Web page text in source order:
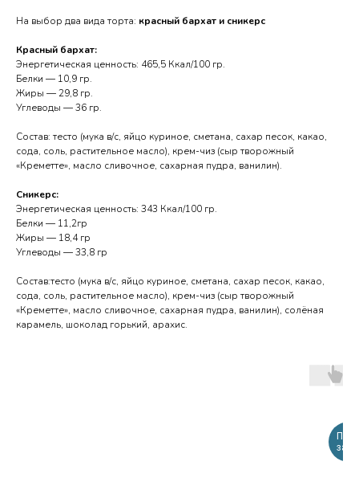
На выбор два вида торта: красный бархат и сникерс
Красный бархат:
Энергетическая ценность: 465,5 Ккал/100 гр.
Белки — 10,9 гр.
Жиры — 29,8 гр.
Углеводы — 36 гр.
Состав: тесто (мука в/с, яйцо куриное, сметана, сахар песок, какао,
сода, соль, растительное масло), крем-чиз (сыр творожный
«Креметте», масло сливочное, сахарная пудра, ванилин).
Сникерс:
Энергетическая ценность: 343 Ккал/100 гр.
Белки — 11,2гр
Жиры — 18,4 гр
Углеводы — 33,8 гр
Состав:тесто (мука в/с, яйцо куриное, сметана, сахар песок, какао,
сода, соль, растительное масло), крем-чиз (сыр творожный
«Креметте», масло сливочное, сахарная пудра, ванилин), солёная
карамель, шоколад горький, арахис.
за